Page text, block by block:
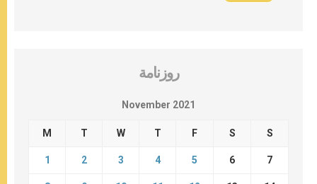
روزنامة
November 2021
M T W T F S S
1 2 3 4 5 6 7